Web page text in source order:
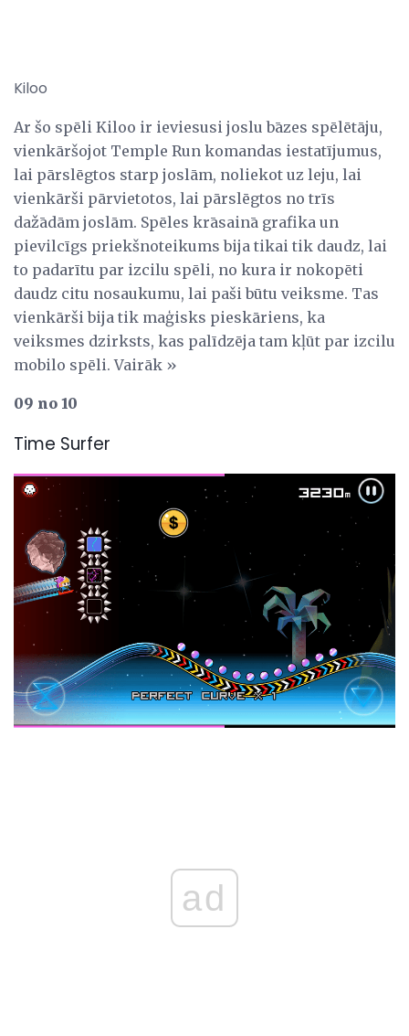
Kiloo
Ar šo spēli Kiloo ir ieviesusi joslu bāzes spēlētāju,
vienkāršojot Temple Run komandas iestatījumus,
lai pārslēgtos starp joslām, noliekot uz leju, lai
vienkārši pārvietotos, lai pārslēgtos no trīs
dažādām joslām. Spēles krāsainā grafika un
pievilcīgs priekšnoteikums bija tikai tik daudz, lai
to padarītu par izcilu spēli, no kura ir nokopēti
daudz citu nosaukumu, lai paši būtu veiksme. Tas
vienkārši bija tik maģisks pieskāriens, ka
veiksmes dzirksts, kas palīdzēja tam kļūt par izcilu
mobilo spēli. Vairāk »
09 no 10
Time Surfer
ad